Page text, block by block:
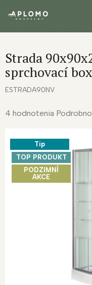
Strada
sprchovací box
ESTRADA90NV
Priemerné
4,0
4 hodnotenia
Tip
TOP PRODUKT
PODZIMNÍ
AKCE